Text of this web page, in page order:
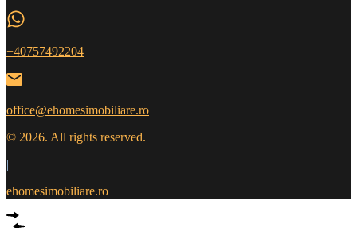
+40757492204
office@ehomesimobiliare.ro
© 2026. All rights reserved.
|
ehomesimobiliare.ro